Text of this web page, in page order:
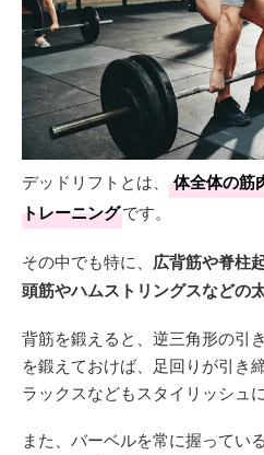
デッドリフトとは、
体全体の筋
トレーニングです。
その中でも特に、 広背筋や脊柱
頭筋やハムストリングスなどの
背筋を鍛えると、逆三角形の引
を鍛えておけば、足回りが引き
ラックスなどもスタイリッシュ
また、バーベルを常に握っている